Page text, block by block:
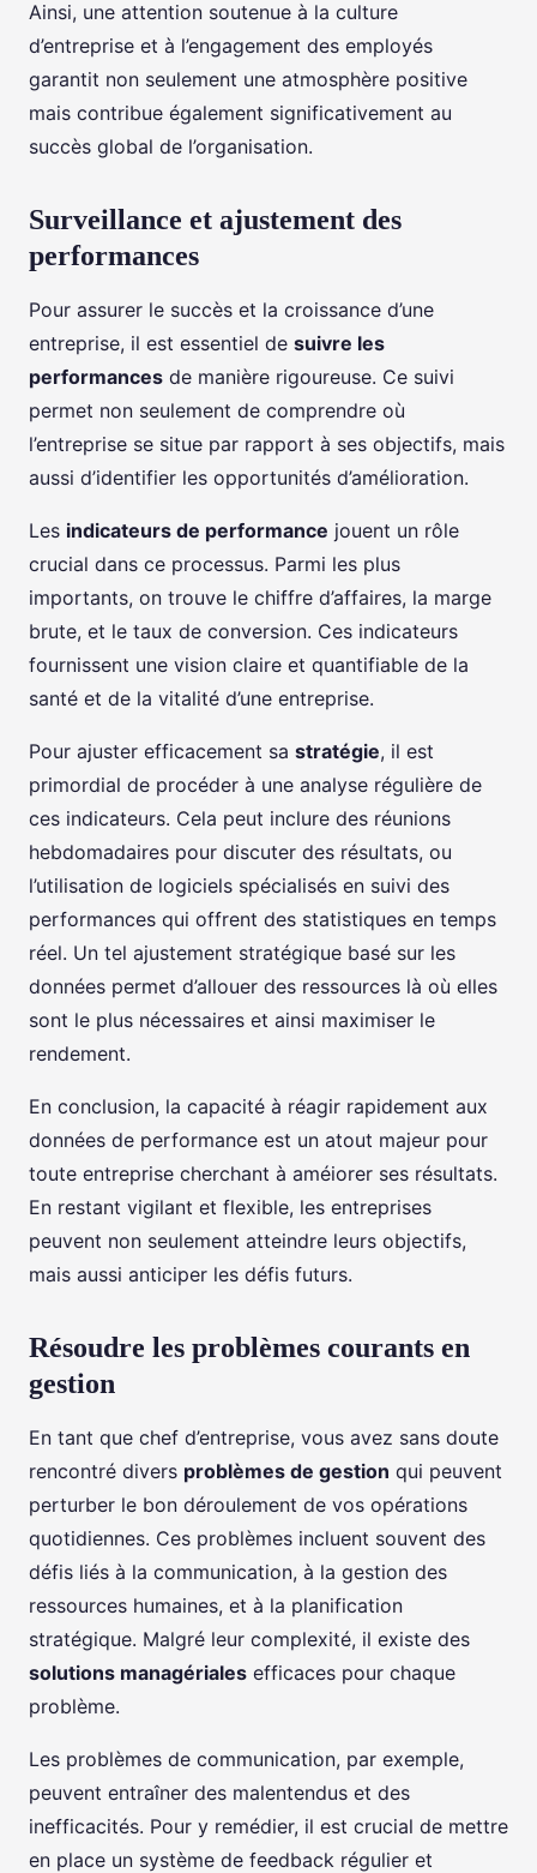
Ainsi, une attention soutenue à la culture
d’entreprise et à l’engagement des employés
garantit non seulement une atmosphère positive
mais contribue également significativement au
succès global de l’organisation.
Surveillance et ajustement des
performances
Pour assurer le succès et la croissance d’une
entreprise, il est essentiel de suivre les
performances de manière rigoureuse. Ce suivi
permet non seulement de comprendre où
l’entreprise se situe par rapport à ses objectifs, mais
aussi d’identifier les opportunités d’amélioration.
Les indicateurs de performance jouent un rôle
crucial dans ce processus. Parmi les plus
importants, on trouve le chiffre d’affaires, la marge
brute, et le taux de conversion. Ces indicateurs
fournissent une vision claire et quantifiable de la
santé et de la vitalité d’une entreprise.
Pour ajuster efficacement sa stratégie, il est
primordial de procéder à une analyse régulière de
ces indicateurs. Cela peut inclure des réunions
hebdomadaires pour discuter des résultats, ou
l’utilisation de logiciels spécialisés en suivi des
performances qui offrent des statistiques en temps
réel. Un tel ajustement stratégique basé sur les
données permet d’allouer des ressources là où elles
sont le plus nécessaires et ainsi maximiser le
rendement.
En conclusion, la capacité à réagir rapidement aux
données de performance est un atout majeur pour
toute entreprise cherchant à améiorer ses résultats.
En restant vigilant et flexible, les entreprises
peuvent non seulement atteindre leurs objectifs,
mais aussi anticiper les défis futurs.
Résoudre les problèmes courants en
gestion
En tant que chef d’entreprise, vous avez sans doute
rencontré divers problèmes de gestion qui peuvent
perturber le bon déroulement de vos opérations
quotidiennes. Ces problèmes incluent souvent des
défis liés à la communication, à la gestion des
ressources humaines, et à la planification
stratégique. Malgré leur complexité, il existe des
solutions managériales efficaces pour chaque
problème.
Les problèmes de communication, par exemple,
peuvent entraîner des malentendus et des
inefficacités. Pour y remédier, il est crucial de mettre
en place un système de feedback régulier et